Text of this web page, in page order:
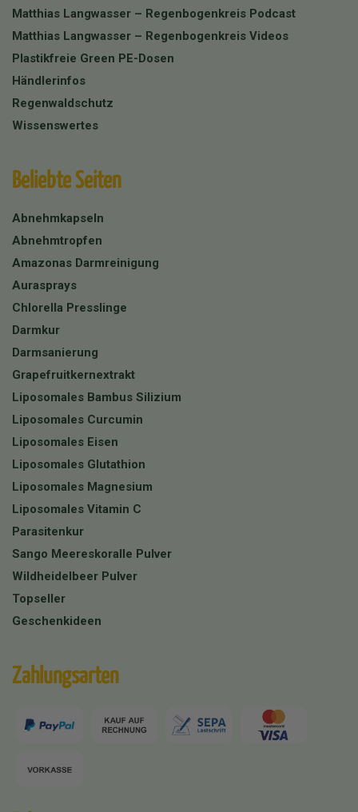
Matthias Langwasser – Regenbogenkreis Podcast
Matthias Langwasser – Regenbogenkreis Videos
Plastikfreie Green PE-Dosen
Händlerinfos
Regenwaldschutz
Wissenswertes
Beliebte Seiten
Abnehmkapseln
Abnehmtropfen
Amazonas Darmreinigung
Aurasprays
Chlorella Presslinge
Darmkur
Darmsanierung
Grapefruitkernextrakt
Liposomales Bambus Silizium
Liposomales Curcumin
Liposomales Eisen
Liposomales Glutathion
Liposomales Magnesium
Liposomales Vitamin C
Parasitenkur
Sango Meereskoralle Pulver
Wildheidelbeer Pulver
Topseller
Geschenkideen
Zahlungsarten